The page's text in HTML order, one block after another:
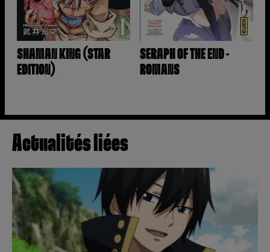
SHAMAN KING (STAR
EDITION)
SERAPH OF THE END -
ROMANS
Actualités liées